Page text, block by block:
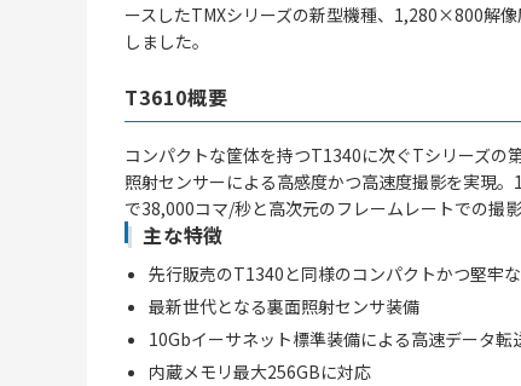
ースしたTMXシリーズの新型機種、1,280×800解
しました。
T3610概要
コンパクトな筐体を持つT1340に次ぐTシリーズの
照射センサーによる高感度かつ高速度撮影を実現
で38,000コマ/秒と高次元のフレームレートでの撮影
主な特徴
先行販売のT1340と同様のコンパクトかつ堅牢
最新世代となる裏面照射センサ装備
10Gbイーサネット標準装備による高速データ転
内蔵メモリ最大256GBに対応